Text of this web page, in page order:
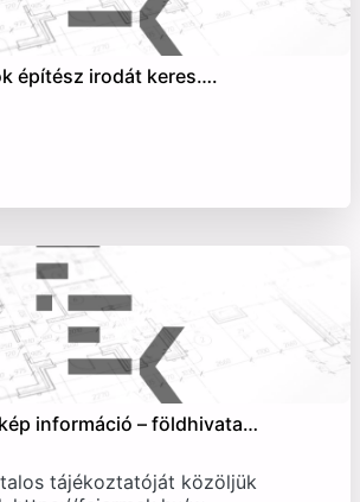
építész irodát keres….
információ – földhivata…
tájékoztatóját közöljük